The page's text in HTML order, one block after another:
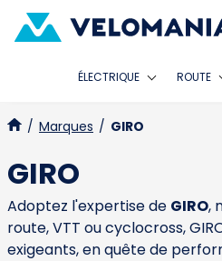
ÉLECTRIQUE ROUTE
/ Marques / GIRO
GIRO
Adoptez l'expertise de GIRO,
route, VTT ou cyclocross,
exigeants, en quête de